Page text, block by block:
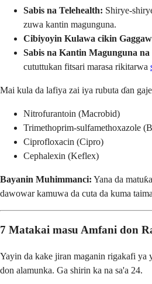
Sabis na Telehealth: Shirye-
zuwa kantin magunguna.
Cibiyoyin Kulawa cikin
Sabis na Kantin Magunguna na
cututtukan fitsari marasa rikitarwa
Mai kula da lafiya zai iya rubuta ɗan
Nitrofurantoin (Macrobid)
Trimethoprim-sulfamethoxazole
Ciprofloxacin (Cipro)
Cephalexin (Keflex)
Bayanin Muhimmanci: Yana da
dawowar kamuwa da cuta da kuma
7 Matakai masu Amfani don
Yayin da kake jiran maganin rigakafi ya
don alamunka. Ga shirin ka na sa'a 24.